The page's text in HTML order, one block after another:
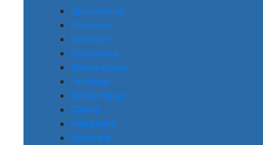
Оранжевые
Розовые
Красные
Бордовые
Фиолетовые
Голубые
Бирюзовые
Синие
Металлик
Золотые